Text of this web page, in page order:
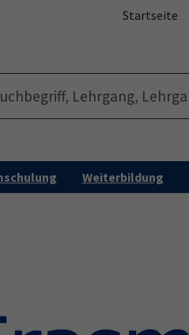
Startseite
Weiterbildung